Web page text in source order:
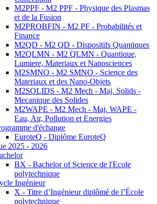
M2PPF - M2 PPF - Physique des Plasmas
et de la Fusion
M2PROBFIN - M2 PF - Probabilités et
Finance
M2QD - M2 QD - Dispositifs Quantiques
M2QLMN - M2 QLMN - Quantique,
Lumiere, Materiaux et Nanosciences
M2SMNO - M2 SMNO - Science des
Materiaux et des Nano-Objets
M2SOLIDS - M2 Mech - Maj. Solids -
Mecanique des Solides
M2WAPE - M2 Mech - Maj. WAPE -
Eau, Air, Pollution et Energies
d'échange
EuroteQ - Diplôme EuroteQ
2025 - 2026
BX - Bachelor of Science de l'Ecole
polytechnique
Ingénieur
X - Titre d’Ingénieur diplômé de l’École
polytechnique